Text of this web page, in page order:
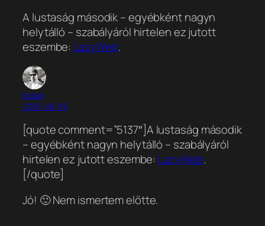
A lustaság második – egyébként nagyn
helytálló – szabályáról hirtelen ez jutott
eszembe: LazyWeb.
kobak
2006-08-09
[quote comment=”5137″]A lustaság második
– egyébként nagyn helytálló – szabályáról
hirtelen ez jutott eszembe: LazyWeb.
[/quote]
Jó! 🙂 Nem ismertem előtte.